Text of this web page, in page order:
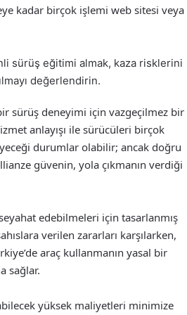
kadar birçok işlemi web sitesi veya
sürüş eğitimi almak, kaza risklerini
değerlendirin.
sürüş deneyimi için vazgeçilmez bir
anlayışı ile sürücüleri birçok
durumlar olabilir; ancak doğru
güvenin, yola çıkmanın verdiği
edebilmeleri için tasarlanmış
verilen zararları karşılarken,
araç kullanmanın yasal bir
sağlar.
yüksek maliyetleri minimize